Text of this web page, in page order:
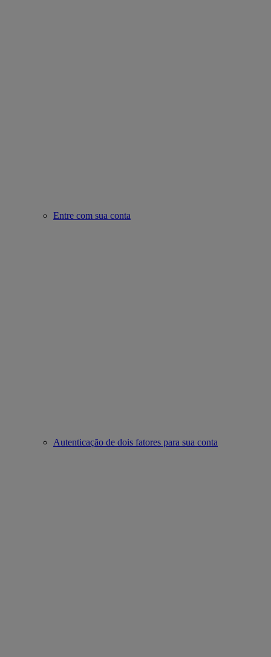
Entre com sua conta
Autenticação de dois fatores para sua conta